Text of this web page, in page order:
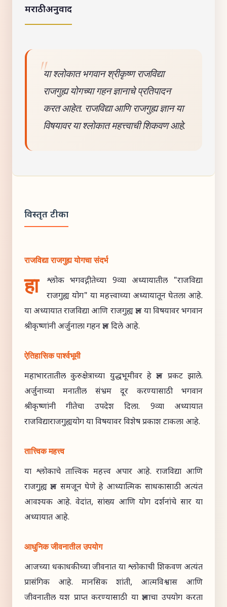
मराठी अनुवाद
या श्लोकात भगवान श्रीकृष्ण राजविद्या
राजगुह्य योगच्या गहन ज्ञानाचे प्रतिपादन
करत आहेत. राजविद्या आणि राजगुह्य ज्ञान या
विषयावर या श्लोकात महत्त्वाची शिकवण आहे.
विस्तृत टीका
राजविद्या राजगुह्य योगचा संदर्भ
हा
श्लोक भगवद्गीतेच्या 9व्या अध्यायातील "राजविद्या
राजगुह्य योग" या महत्त्वाच्या अध्यायातून घेतला आहे.
या अध्यायात राजविद्या आणि राजगुह्य ज्ञान या विषयावर भगवान
श्रीकृष्णांनी अर्जुनाला गहन ज्ञान दिले आहे.
ऐतिहासिक पार्श्वभूमी
महाभारतातील कुरुक्षेत्राच्या युद्धभूमीवर हे ज्ञान प्रकट झाले.
अर्जुनाच्या मनातील संभ्रम दूर करण्यासाठी भगवान
श्रीकृष्णांनी गीतेचा उपदेश दिला. 9व्या अध्यायात
राजविद्याराजगुह्ययोग या विषयावर विशेष प्रकाश टाकला आहे.
तात्त्विक महत्त्व
या श्लोकाचे तात्त्विक महत्त्व अपार आहे. राजविद्या आणि
राजगुह्य ज्ञान समजून घेणे हे आध्यात्मिक साधकासाठी अत्यंत
आवश्यक आहे. वेदांत, सांख्य आणि योग दर्शनांचे सार या
अध्यायात आहे.
आधुनिक जीवनातील उपयोग
आजच्या धकाधकीच्या जीवनात या श्लोकाची शिकवण अत्यंत
प्रासंगिक आहे. मानसिक शांती, आत्मविश्वास आणि
जीवनातील यश प्राप्त करण्यासाठी या ज्ञानाचा उपयोग करता